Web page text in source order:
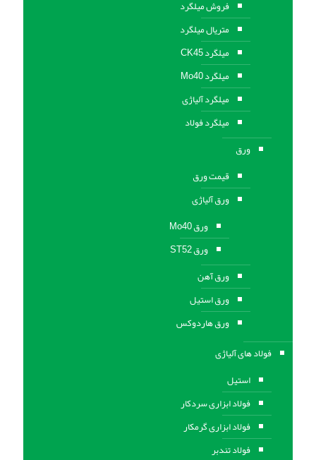
فروش میلگرد
متریال میلگرد
میلگرد CK45
میلگرد Mo40
میلگرد آلیاژی
میلگرد فولاد
ورق
قیمت ورق
ورق آلیاژی
ورق Mo40
ورق ST52
ورق آهن
ورق استيل
ورق هاردوکس
فولاد های آلیاژی
استیل
فولاد ابزاری سردکار
فولاد ابزاری گرمکار
فولاد تندبر